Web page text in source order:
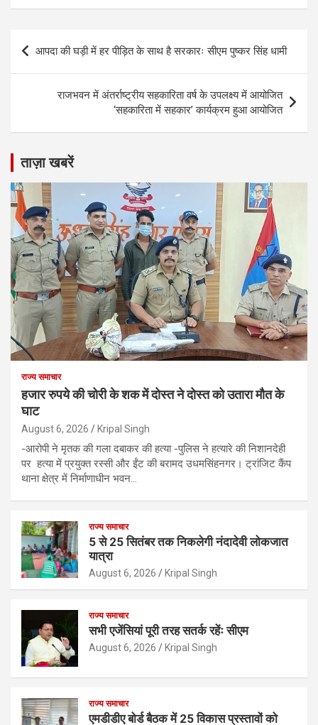
Post
navigation
आपदा की घड़ी में हर पीड़ित के साथ है सरकारः सीएम पुष्कर सिंह धामी
राजभवन में अंतर्राष्ट्रीय सहकारिता वर्ष के उपलक्ष्य में आयोजित
‘सहकारिता में सहकार’ कार्यक्रम हुआ आयोजित
ताज़ा खबरें
राज्य समाचार
हजार रुपये की चोरी के शक में दोस्त ने दोस्त को उतारा मौत के
घाट
August 6, 2026 Kripal Singh
-आरोपी ने मृतक की गला दबाकर की हत्या -पुलिस ने हत्यारे की निशानदेही
पर हत्या में प्रयुक्त रस्सी और ईंट की बरामद उधमसिंहनगर। ट्रांजिट कैंप
थाना क्षेत्र में निर्माणाधीन भवन…
राज्य समाचार
5 से 25 सितंबर तक निकलेगी नंदादेवी लोकजात
यात्रा
August 6, 2026 Kripal Singh
राज्य समाचार
सभी एजेंसियां पूरी तरह सतर्क रहेंः सीएम
August 6, 2026 Kripal Singh
राज्य समाचार
एमडीडीए बोर्ड बैठक में 25 विकास प्रस्तावों को